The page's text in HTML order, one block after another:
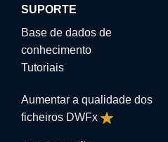
SUPORTE
Base de dados de
conhecimento
Tutoriais
Aumentar a qualidade dos
ficheiros DWFx